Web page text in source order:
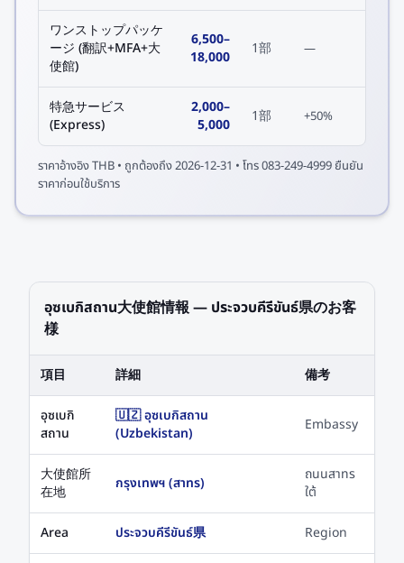
ワンストップパッケ
ージ (翻訳+MFA+大
使館)
6,500–
18,000
1部 —
特急サービス
(Express)
2,000–
5,000
1部 +50%
ราคาอ้างอิงTHB • ถูกต้องถึง2026-12-31 • โทร 083-249-4999 ยืนยัน
ราคาก่อนใช้บริการ
อุซเบกิสถาน大使館情報 — ประจวบคีรีขันธ์県のお客
様
項目 詳細 備考
อุซเบกิ
สถาน
🇺🇿 อุซเบกิสถาน
(Uzbekistan)
Embassy
大使館所
在地
กรุงเทพฯ (สาทร)
ถนนสาทร
ใต้
Area ประจวบคีรีขันธ์県 Region